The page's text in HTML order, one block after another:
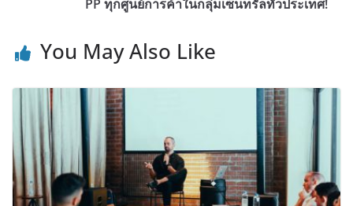
PP ทุกศูนย์การค้าในกลุ่มเซ็นทรัลทั่วประเทศ!
You May Also Like